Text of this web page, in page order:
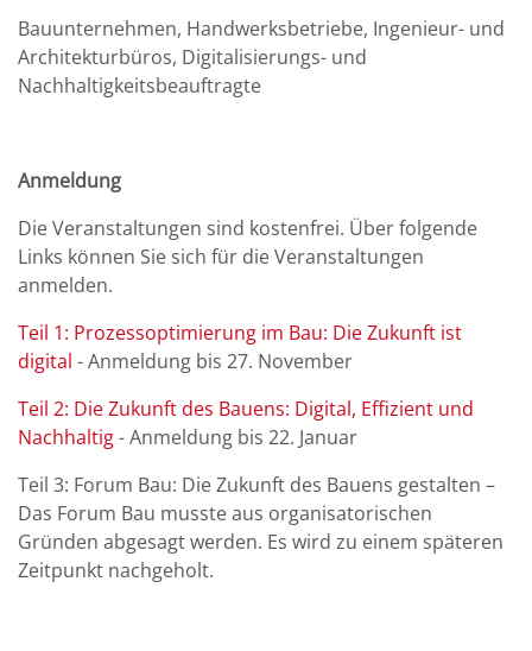
Bauunternehmen, Handwerksbetriebe, Ingenieur- und
Architekturbüros, Digitalisierungs- und
Nachhaltigkeitsbeauftragte
Anmeldung
Die Veranstaltungen sind kostenfrei. Über folgende
Links können Sie sich für die Veranstaltungen
anmelden.
Teil 1: Prozessoptimierung im Bau: Die Zukunft ist
digital - Anmeldung bis 27. November
Teil 2: Die Zukunft des Bauens: Digital, Effizient und
Nachhaltig- Anmeldung bis 22. Januar
Teil 3: Forum Bau: Die Zukunft des Bauens gestalten –
Das Forum Bau musste aus organisatorischen
Gründen abgesagt werden. Es wird zu einem späteren
Zeitpunkt nachgeholt.